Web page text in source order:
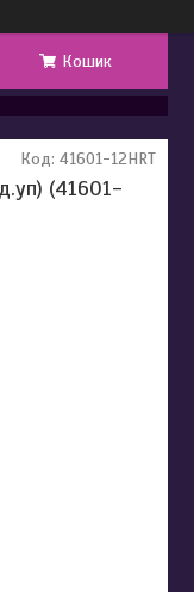
Кошик
(41601-
Код: 41601-12HRT